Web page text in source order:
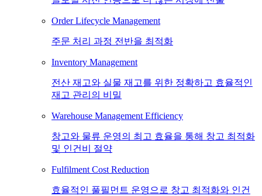
Order Lifecycle Management
주문 처리 과정 전반을 최적화
Inventory Management
전산 재고와 실물 재고를 위한 정확하고 효율적인
재고 관리의 비밀
Warehouse Management Efficiency
창고와 물류 운영의 최고 효율을 통해 창고 최적화
및 인건비 절약
Fulfilment Cost Reduction
효율적인 풀필먼트 운영으로 창고 최적화와 인건